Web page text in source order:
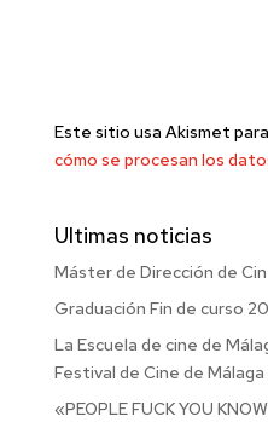
Este sitio usa Akismet
cómo se procesan los
Ultimas noticias
Máster de Dirección de
Graduación Fin de curso
La Escuela de cine de
Festival de Cine de Málaga
«PEOPLE FUCK YOU